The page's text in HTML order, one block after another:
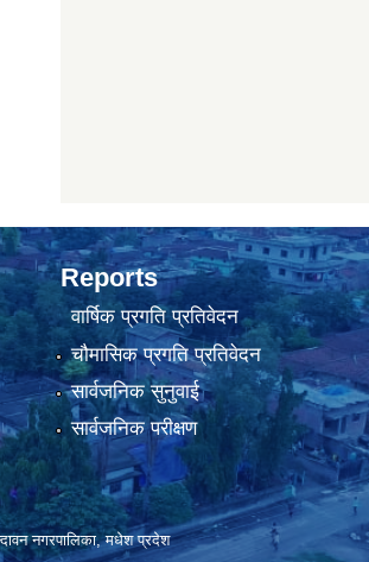
Reports
वार्षिक प्रगति प्रतिवेदन
चौमासिक प्रगति प्रतिवेदन
सार्वजनिक सुनुवाई
सार्वजनिक परीक्षण
नगरपालिका, मधेश प्रदेश